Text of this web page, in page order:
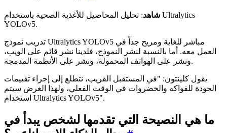
شاهد: تحليل المحاصيل للأغذية الصحية باستخدام Ultralytics
YOLOv5.
تدريب نموذج Ultralytics YOLOv5 مباشر للغاية ومريح جداً في
العمل معه. أما بالنسبة لنشر النموذج، فلدينا نشر قائم على الويب،
ونشر على الهواتف المحمولة، ونشر على الأنظمة المدمجة.
يقول كلينتون: "في المستقبل القريب، نتطلع إلى إجراء تقييمات
الجودة للفواكه والخضروات في الوقت الفعلي، ولهذا الغرض سيتم
استخدام Ultralytics YOLOv5".
ما هي النصيحة التي تقدمها لشخص يبدأ في